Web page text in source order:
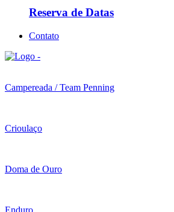
Reserva de Datas
Contato
Campereada / Team Penning
Crioulaço
Doma de Ouro
Enduro